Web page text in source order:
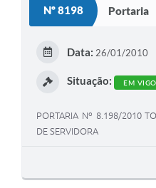
Nº 8198 Portaria
Data: 26/01/2010
Situação: EM
PORTARIA Nº 8.198/2010
DE SERVIDORA